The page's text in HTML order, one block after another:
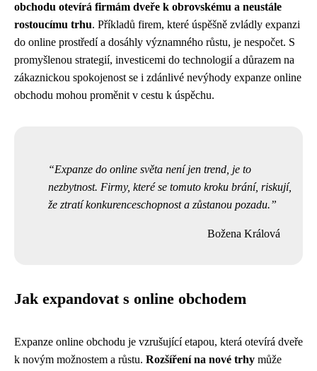
obchodu otevírá firmám dveře k obrovskému a neustále
rostoucímu trhu. Příkladů firem, které úspěšně zvládly expanzi
do online prostředí a dosáhly významného růstu, je nespočet. S
promyšlenou strategií, investicemi do technologií a důrazem na
zákaznickou spokojenost se i zdánlivé nevýhody expanze online
obchodu mohou proměnit v cestu k úspěchu.
Expanze do online světa není jen trend, je to
nezbytnost. Firmy, které se tomuto kroku brání, riskují,
že ztratí konkurenceschopnost a zůstanou pozadu.
Božena Králová
Jak expandovat s online obchodem
Expanze online obchodu je vzrušující etapou, která otevírá dveře
k novým možnostem a růstu. Rozšíření na nové trhy může